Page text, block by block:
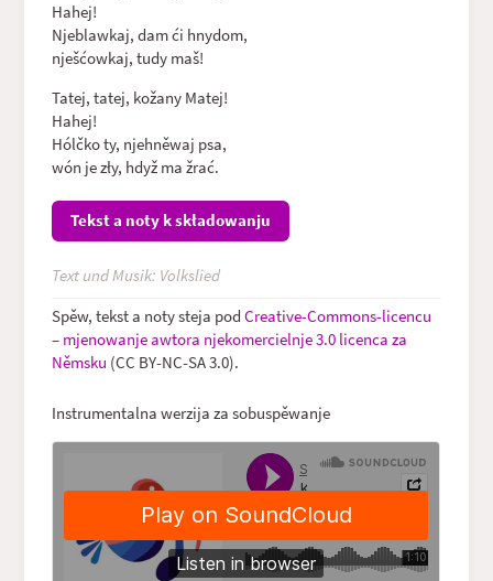
Hahej!
Njeblawkaj, dam ći hnydom,
nješćowkaj, tudy maš!
Tatej, tatej, kožany Matej!
Hahej!
Hólčko ty, njehněwaj psa,
wón je zły, hdyž ma žrać.
Tekst a noty k składowanju
Text und Musik: Volkslied
Spěw, tekst a noty steja podCreative-Commons-licencu
– mjenowanje awtora njekomercielnje 3.0 licenca za
Němsku (CC BY‑NC‑SA 3.0).
Instrumentalna werzija za sobuspěwanje